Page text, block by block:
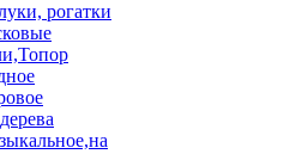
рогатки